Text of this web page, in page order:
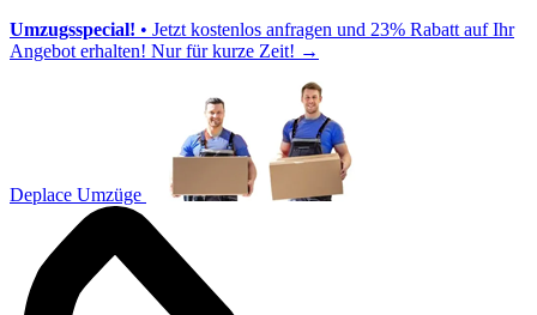
Umzugsspecial! • Jetzt kostenlos anfragen und 23% Rabatt auf Ihr
Angebot erhalten! Nur für kurze Zeit! →
Deplace Umzüge